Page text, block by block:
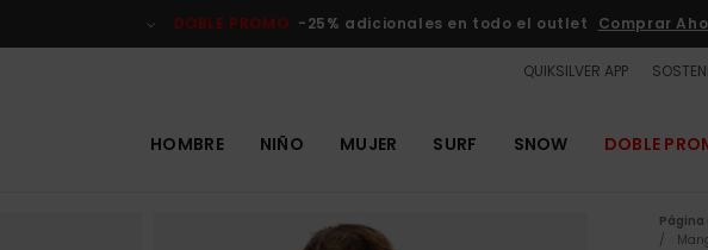
DOBLE PROMO -25% adicionales en todo el outlet Comprar
QUIKSILVER APP
HOMBRE NIÑO MUJER SURF SNOW DOBLE
Página